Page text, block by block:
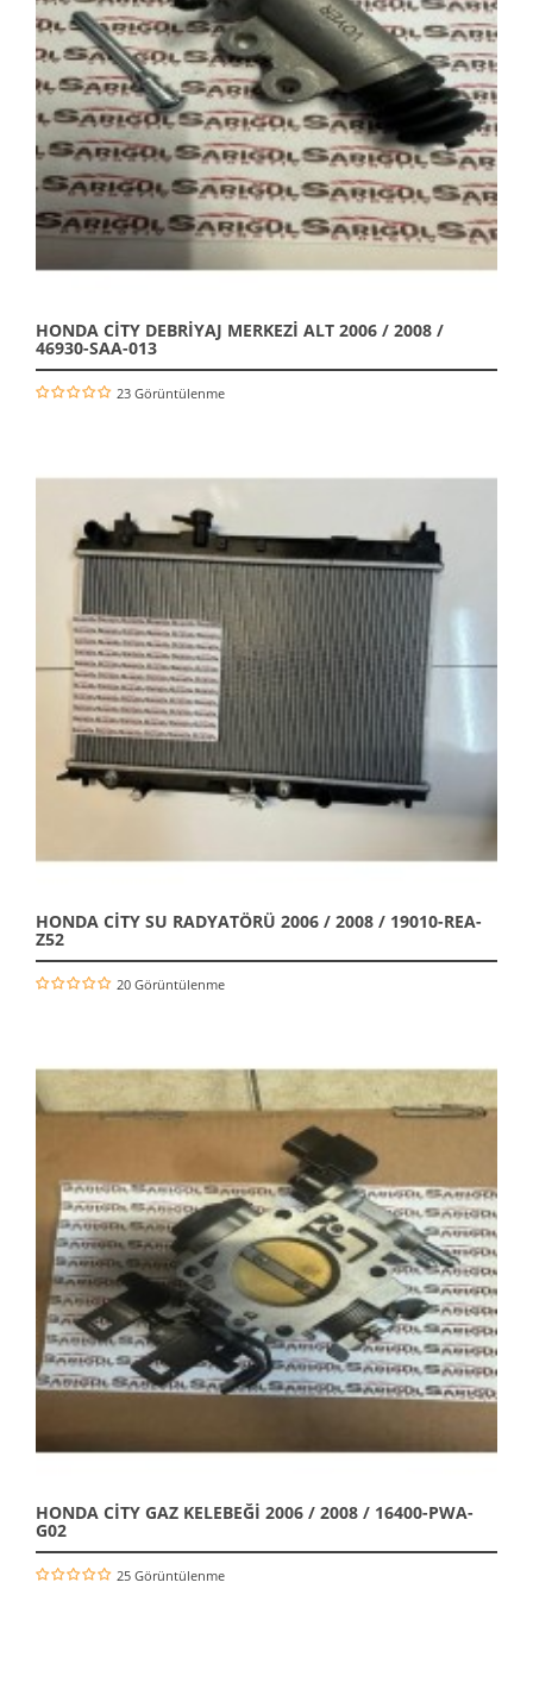
HONDA CİTY DEBRİYAJ MERKEZİ ALT 2006 / 2008 /
46930-SAA-013
23 Görüntülenme
HONDA CİTY SU RADYATÖRÜ 2006 / 2008 / 19010-REA-
Z52
20 Görüntülenme
HONDA CİTY GAZ KELEBEĞİ 2006 / 2008 / 16400-PWA-
G02
25 Görüntülenme